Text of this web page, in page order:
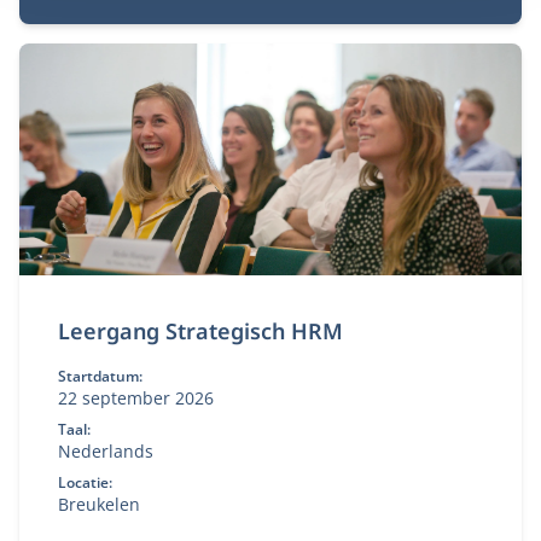
besluitvorming.
Leergang Strategisch HRM
Startdatum:
22 september 2026
Taal:
Nederlands
Locatie:
Breukelen